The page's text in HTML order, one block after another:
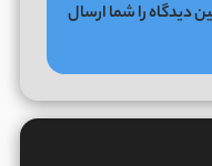
دیدگاه را شما ارسال